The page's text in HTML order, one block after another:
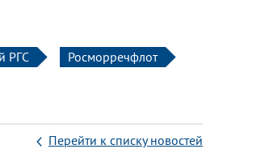
РГС
Росморречфлот
Перейти к списку новостей